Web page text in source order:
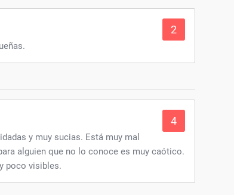
2
4
y muy sucias. Está muy mal
alguien que no lo conoce es muy caótico.
poco visibles.